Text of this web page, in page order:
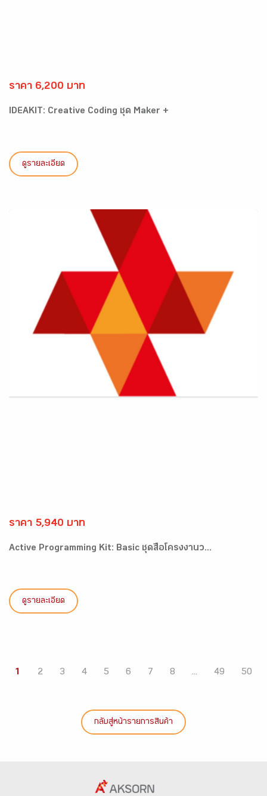
ราคา 6,200 บาท
IDEAKIT: Creative Coding ชุด Maker +
ดูรายละเอียด
ราคา 5,940 บาท
Active Programming Kit: Basic ชุดสื่อโครงงานว...
ดูรายละเอียด
1 2 3 4 5 6 7 8 ... 49 50
กลับสู่หน้ารายการสินค้า